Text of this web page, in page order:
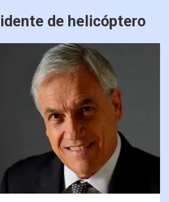
de helicóptero